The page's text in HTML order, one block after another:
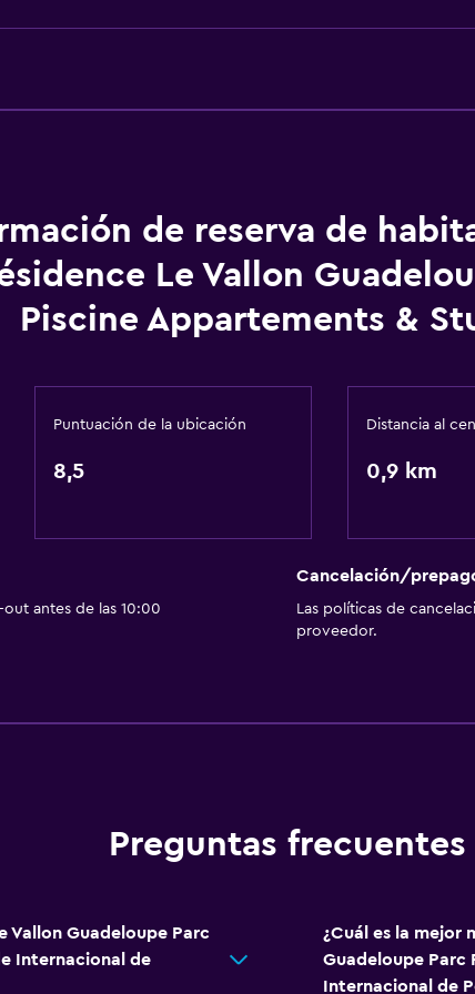
Inodoro con barras
Extinguidor
Alarma de humo
Aire acondicionado
General
Espacio de
Habitaciones
Habitación
de reserva de
Le Vallon
Piscine Appartements &
Puntuación de la ubicación
8,5
Distancia al
0,9 km
antes de las 10:00
Cancelación/
Las políticas de
proveedor.
Preguntas frecuentes
Vallon Guadeloupe Parc
Internacional de
¿Cuál es la mejor
Guadeloupe Parc
Internacional de